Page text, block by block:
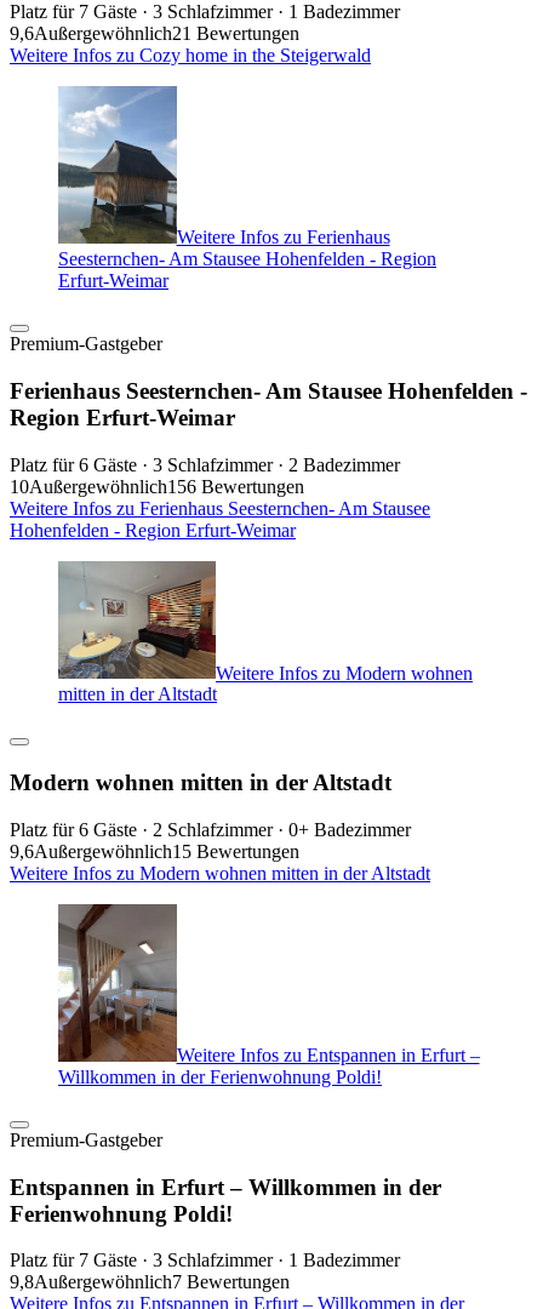
Platz für 7 Gäste · 3 Schlafzimmer · 1 Badezimmer
9,6Außergewöhnlich21 Bewertungen
Weitere Infos zu Cozy home in the Steigerwald
Weitere Infos zu Ferienhaus
Seesternchen- Am Stausee Hohenfelden - Region
Erfurt-Weimar
Premium-Gastgeber
Ferienhaus Seesternchen- Am Stausee Hohenfelden -
Region Erfurt-Weimar
Platz für 6 Gäste · 3 Schlafzimmer · 2 Badezimmer
10Außergewöhnlich156 Bewertungen
Weitere Infos zu Ferienhaus Seesternchen- Am Stausee
Hohenfelden - Region Erfurt-Weimar
Weitere Infos zu Modern wohnen
mitten in der Altstadt
Modern wohnen mitten in der Altstadt
Platz für 6 Gäste · 2 Schlafzimmer · 0+ Badezimmer
9,6Außergewöhnlich15 Bewertungen
Weitere Infos zu Modern wohnen mitten in der Altstadt
Weitere Infos zu Entspannen in Erfurt –
Willkommen in der Ferienwohnung Poldi!
Premium-Gastgeber
Entspannen in Erfurt – Willkommen in der
Ferienwohnung Poldi!
Platz für 7 Gäste · 3 Schlafzimmer · 1 Badezimmer
9,8Außergewöhnlich7 Bewertungen
Weitere Infos zu Entspannen in Erfurt – Willkommen in der